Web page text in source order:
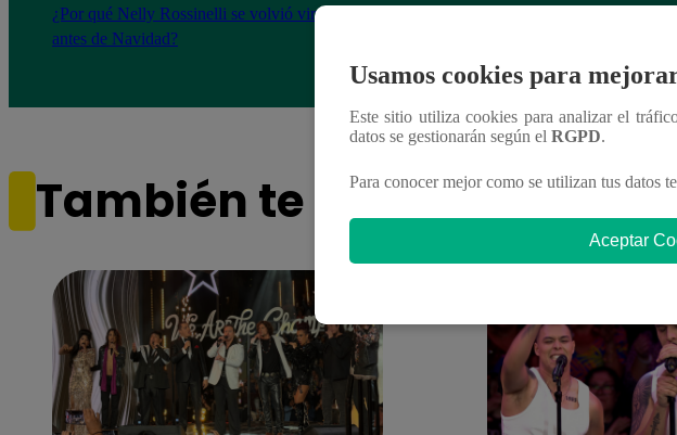
¿Por qué Nelly Rossinelli se volvió viral
antes de Navidad?
También te puede
Usamos cookies para
Este sitio utiliza cookies para analizar el
datos se gestionarán según el RGPD.
Para conocer mejor como se utilizan tus datos
Aceptar